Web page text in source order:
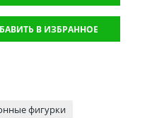
В ИЗБРАННОЕ
фигурки